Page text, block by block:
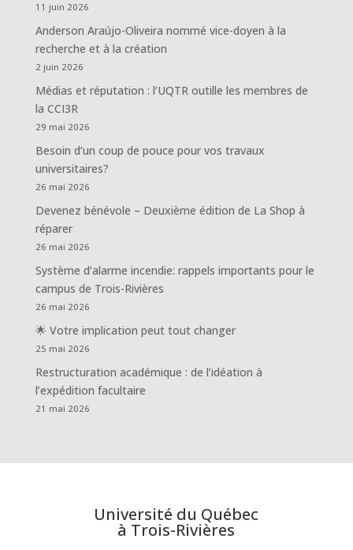
11 juin 2026
Anderson Araújo-Oliveira nommé vice-doyen à la
recherche et à la création
2 juin 2026
Médias et réputation : l’UQTR outille les membres de
la CCI3R
29 mai 2026
Besoin d’un coup de pouce pour vos travaux
universitaires?
26 mai 2026
Devenez bénévole – Deuxième édition de La Shop à
réparer
26 mai 2026
Système d’alarme incendie: rappels importants pour le
campus de Trois-Rivières
26 mai 2026
🌟 Votre implication peut tout changer
25 mai 2026
Restructuration académique : de l’idéation à
l’expédition facultaire
21 mai 2026
Université du Québec
à Trois-Rivières